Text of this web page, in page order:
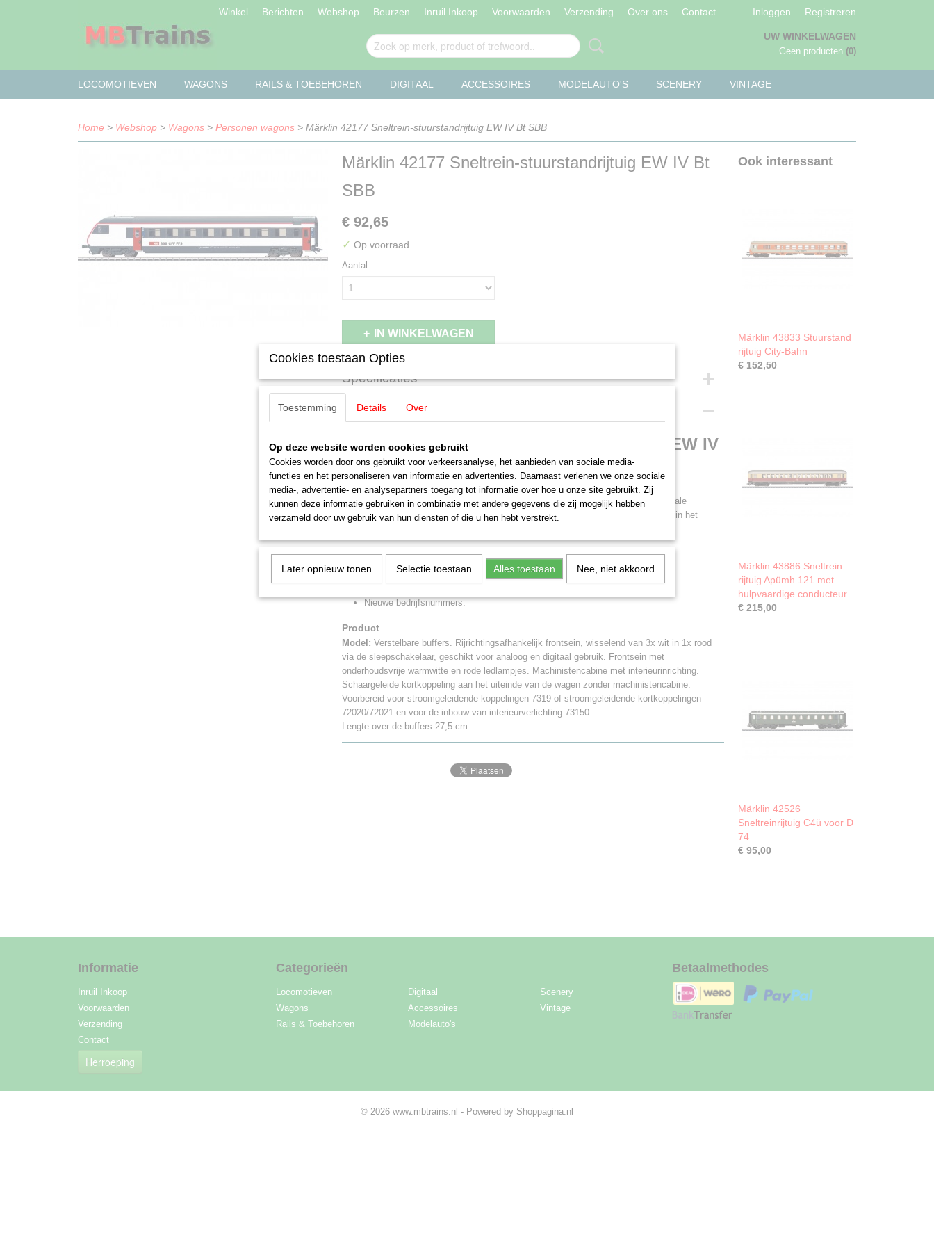
Winkel Berichten Webshop Beurzen Inruil Inkoop Voorwaarden Verzending Over ons Contact Inloggen Registreren
UW WINKELWAGEN
Geen producten (0)
LOCOMOTIEVEN WAGONS RAILS & TOEBEHOREN DIGITAAL ACCESSOIRES MODELAUTO'S SCENERY VINTAGE
Home > Webshop > Wagons > Personen wagons > Märklin 42177 Sneltrein-stuurstandrijtuig EW IV Bt SBB
Märklin 42177 Sneltrein-stuurstandrijtuig EW IV Bt
SBB
€ 92,65
✓ Op voorraad
Aantal
IN WINKELWAGEN
Specificaties
EAN code
Staat
Omschrijving
Märklin 42177 Sneltrein-stuurstandrijtuig EW IV
Bt SBB
Voorbeeld:Sneltrein-stuurstandrijtuig voor trek-duwtreinen van de Zwitserse Federale
Spoorwegen (SBB/CFF/FFS). Standaardwagen type EW IV Bt, 2e klas. Uitvoering in het
Highlights
Nieuwste InterCity kleurenschema in het nieuwe SBB ontwerp.
Sneltrein-stuurstandrijtuig behorend bij SBB-locomotief serie Re 460.
Nieuwe bedrijfsnummers.
Product
Model: Verstelbare buffers. Rijrichtingsafhankelijk frontsein, wisselend van 3x wit in 1x rood
via de sleepschakelaar, geschikt voor analoog en digitaal gebruik. Frontsein met
onderhoudsvrije warmwitte en rode ledlampjes. Machinistencabine met interieurinrichting.
Schaargeleide kortkoppeling aan het uiteinde van de wagen zonder machinistencabine.
Voorbereid voor stroomgeleidende koppelingen 7319 of stroomgeleidende kortkoppelingen
72020/72021 en voor de inbouw van interieurverlichting 73150.
Lengte over de buffers 27,5 cm
Ook interessant
Märklin 43833 Stuurstand
rijtuig City-Bahn
€ 152,50
Märklin 43886 Sneltrein
rijtuig Apümh 121 met
hulpvaardige conducteur
€ 215,00
Märklin 42526
Sneltreinrijtuig C4ü voor D
74
€ 95,00
Informatie
Inruil Inkoop
Voorwaarden
Verzending
Contact
Herroeping
Categorieën
Locomotieven
Wagons
Rails & Toebehoren
Digitaal
Accessoires
Modelauto's
Scenery
Vintage
Betaalmethodes
© 2026 www.mbtrains.nl - Powered by Shoppagina.nl
Cookies toestaan Opties
Toestemming Details Over
Op deze website worden cookies gebruikt
Cookies worden door ons gebruikt voor verkeersanalyse, het aanbieden van sociale media-
functies en het personaliseren van informatie en advertenties. Daarnaast verlenen we onze sociale
media-, advertentie- en analysepartners toegang tot informatie over hoe u onze site gebruikt. Zij
kunnen deze informatie gebruiken in combinatie met andere gegevens die zij mogelijk hebben
verzameld door uw gebruik van hun diensten of die u hen hebt verstrekt.
Later opnieuw tonen Selectie toestaan Alles toestaan Nee, niet akkoord